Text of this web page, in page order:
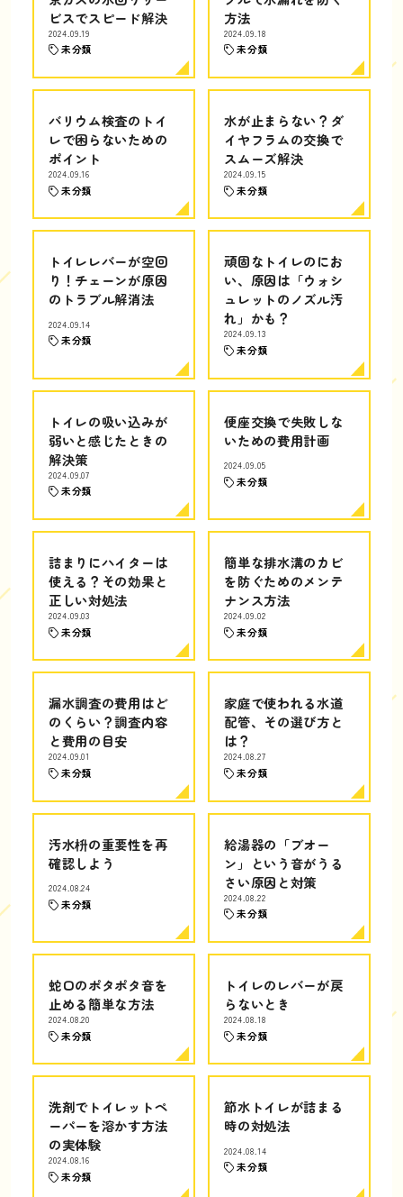
ビスでスピード解決
2024.09.19
未分類
方法
2024.09.18
未分類
バリウム検査のトイ
レで困らないための
ポイント
2024.09.16
未分類
水が止まらない？ダ
イヤフラムの交換で
スムーズ解決
2024.09.15
未分類
トイレレバーが空回
り！チェーンが原因
のトラブル解消法
2024.09.14
未分類
頑固なトイレのにお
い、原因は「ウォシ
ュレットのノズル汚
れ」かも？
2024.09.13
未分類
トイレの吸い込みが
弱いと感じたときの
解決策
2024.09.07
未分類
便座交換で失敗しな
いための費用計画
2024.09.05
未分類
詰まりにハイターは
使える？その効果と
正しい対処法
2024.09.03
未分類
簡単な排水溝のカビ
を防ぐためのメンテ
ナンス方法
2024.09.02
未分類
漏水調査の費用はど
のくらい？調査内容
と費用の目安
2024.09.01
未分類
家庭で使われる水道
配管、その選び方と
は？
2024.08.27
未分類
汚水枡の重要性を再
確認しよう
2024.08.24
未分類
給湯器の「ブオー
ン」という音がうる
さい原因と対策
2024.08.22
未分類
蛇口のポタポタ音を
止める簡単な方法
2024.08.20
未分類
トイレのレバーが戻
らないとき
2024.08.18
未分類
洗剤でトイレットペ
ーパーを溶かす方法
の実体験
2024.08.16
未分類
節水トイレが詰まる
時の対処法
2024.08.14
未分類